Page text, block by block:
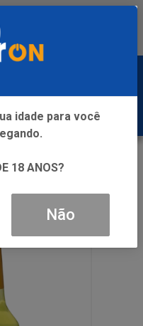
idade para você
18 ANOS?
Não